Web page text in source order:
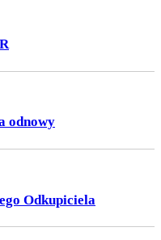
odnowy
Odkupiciela